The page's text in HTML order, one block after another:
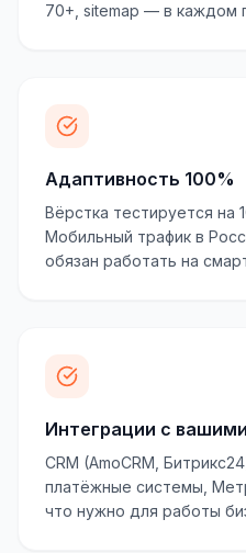
70+, sitemap — в каждом
Адаптивность 100%
Вёрстка тестируется на
Мобильный трафик в
обязан работать на
Интеграции с
CRM (AmoCRM,
платёжные системы,
что нужно для работы